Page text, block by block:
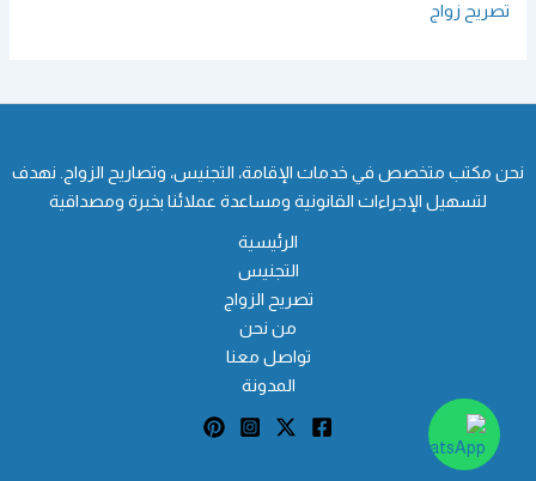
تصريح زواج
نحن مكتب متخصص في خدمات الإقامة، التجنيس، وتصاريح الزواج. نهدف
لتسهيل الإجراءات القانونية ومساعدة عملائنا بخبرة ومصداقية
الرئيسية
التجنيس
تصريح الزواج
من نحن
تواصل معنا
المدونة